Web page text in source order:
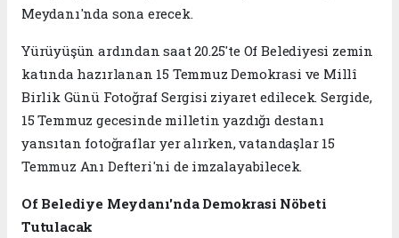
Meydanı'nda sona erecek.
Yürüyüşün ardından saat 20.25'te Of Belediyesi zemin
katında hazırlanan 15 Temmuz Demokrasi ve Millî
Birlik Günü Fotoğraf Sergisi ziyaret edilecek. Sergide,
15 Temmuz gecesinde milletin yazdığı destanı
yansıtan fotoğraflar yer alırken, vatandaşlar 15
Temmuz Anı Defteri'ni de imzalayabilecek.
Of Belediye Meydanı'nda Demokrasi Nöbeti
Tutulacak